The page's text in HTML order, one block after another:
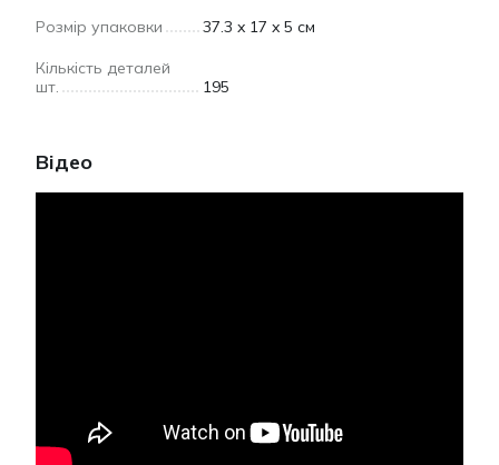
Розмір упаковки 37.3 x 17 x 5 см
Кількість деталей
шт.
195
Відео